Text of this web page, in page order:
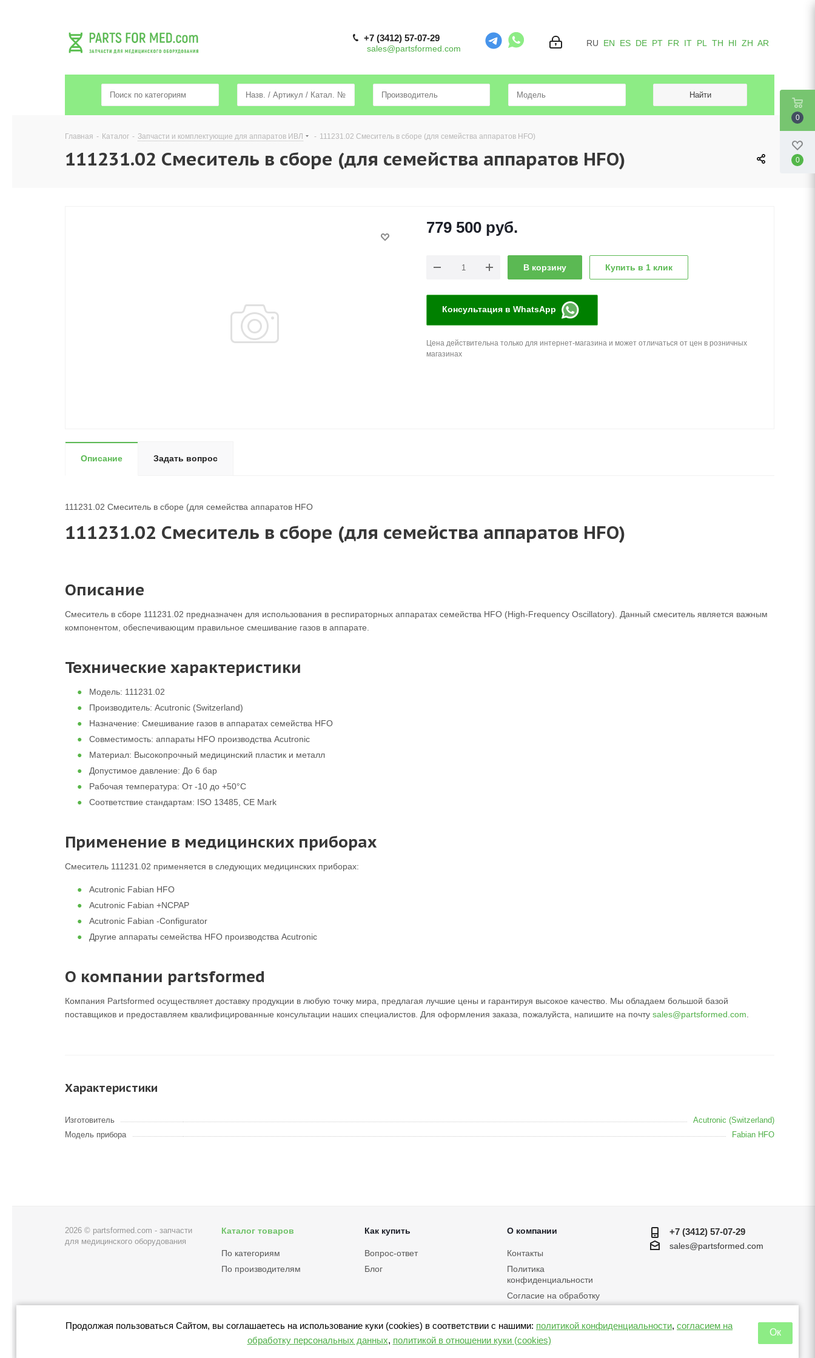
Продолжая пользоваться Сайтом, вы соглашаетесь на использование куки (cookies) в соответствии с нашими: политикой конфиденциальности, согласием на
обработку персональных данных, политикой в отношении куки (cookies)
Ок
RU EN ES DE PT FR IT PL TH HI ZH AR
+7 (3412) 57-07-29
sales@partsformed.com
Главная - Каталог - Запчасти и комплектующие для аппаратов ИВЛ - 111231.02 Смеситель в сборе (для семейства аппаратов HFO)
111231.02 Смеситель в сборе (для семейства аппаратов HFO)
779 500 руб.
В корзину Купить в 1 клик
Консультация в WhatsApp
Цена действительна только для интернет-магазина и может отличаться от цен в розничных
магазинах
Описание Задать вопрос
111231.02 Смеситель в сборе (для семейства аппаратов HFO
111231.02 Смеситель в сборе (для семейства аппаратов HFO)
Описание
Смеситель в сборе 111231.02 предназначен для использования в респираторных аппаратах семейства HFO (High-Frequency Oscillatory). Данный смеситель является важным
компонентом, обеспечивающим правильное смешивание газов в аппарате.
Технические характеристики
Модель: 111231.02
Производитель: Acutronic (Switzerland)
Назначение: Смешивание газов в аппаратах семейства HFO
Совместимость: аппараты HFO производства Acutronic
Материал: Высокопрочный медицинский пластик и металл
Допустимое давление: До 6 бар
Рабочая температура: От -10 до +50°C
Соответствие стандартам: ISO 13485, CE Mark
Применение в медицинских приборах
Смеситель 111231.02 применяется в следующих медицинских приборах:
Acutronic Fabian HFO
Acutronic Fabian +NCPAP
Acutronic Fabian -Configurator
Другие аппараты семейства HFO производства Acutronic
О компании partsformed
Компания Partsformed осуществляет доставку продукции в любую точку мира, предлагая лучшие цены и гарантируя высокое качество. Мы обладаем большой базой
поставщиков и предоставляем квалифицированные консультации наших специалистов. Для оформления заказа, пожалуйста, напишите на почту sales@partsformed.com
Характеристики
Изготовитель
Acutronic (Switzerland)
Модель прибора
Fabian HFO
2026 © partsformed.com - запчасти
для медицинского оборудования
Каталог товаров
По категориям
По производителям
Как купить
Вопрос-ответ
Блог
О компании
Контакты
Политика
конфиденциальности
Согласие на обработку
персональных данных
Политика в отношении куки
(cookies)
+7 (3412) 57-07-29
sales@partsformed.com
0
0